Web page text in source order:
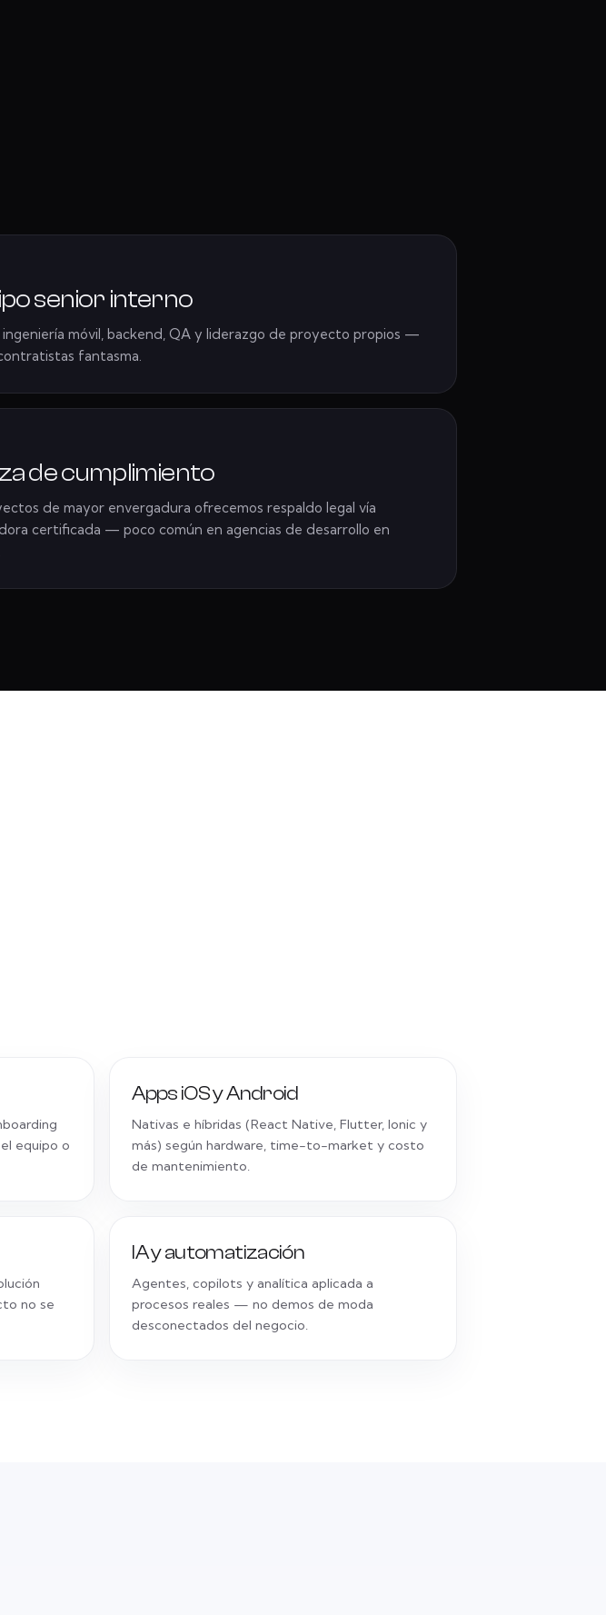
senior interno
ingeniería móvil, backend, QA y liderazgo de proyecto propios —
fantasma.
de cumplimiento
de mayor envergadura ofrecemos respaldo legal vía
certificada — poco común en agencias de desarrollo en
equipo o
Apps iOS y Android
Nativas e híbridas (React Native, Flutter, Ionic y
más) según hardware, time-to-market y costo
de mantenimiento.
no se
IA y automatización
Agentes, copilots y analítica aplicada a
procesos reales — no demos de moda
desconectados del negocio.